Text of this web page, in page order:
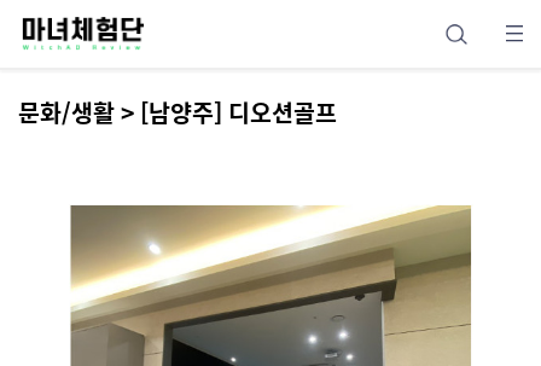
문화/생활 > [남양주] 디오션골프